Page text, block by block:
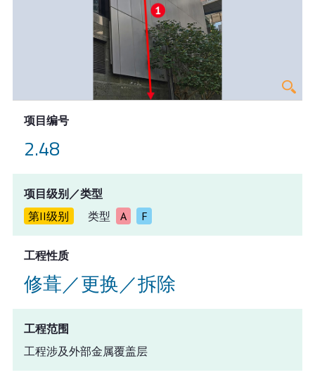
项目编号
2.48
项目级别／类型
第II级别
类型 A F
工程性质
修葺／更换／拆除
工程范围
工程涉及外部金属覆盖层